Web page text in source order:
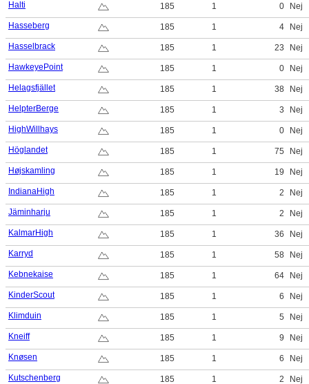
Halti
185 1 0
Nej
Hasseberg
185 1 4
Nej
Hasselbrack
185 1 23
Nej
HawkeyePoint
185 1 0
Nej
Helagsfjället
185 1 38
Nej
HelpterBerge
185 1 3
Nej
HighWillhays
185 1 0
Nej
Höglandet
185 1 75
Nej
Højskamling
185 1 19
Nej
IndianaHigh
185 1 2
Nej
Jäminharju
185 1 2
Nej
KalmarHigh
185 1 36
Nej
Karryd
185 1 58
Nej
Kebnekaise
185 1 64
Nej
KinderScout
185 1 6
Nej
Klimduin
185 1 5
Nej
Kneiff
185 1 9
Nej
Knøsen
185 1 6
Nej
Kutschenberg
185 1 2 Nej